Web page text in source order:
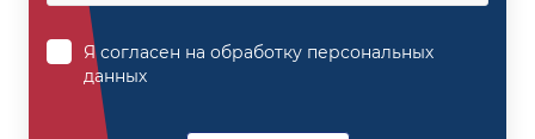
Я согласен на обработку персональных
данных